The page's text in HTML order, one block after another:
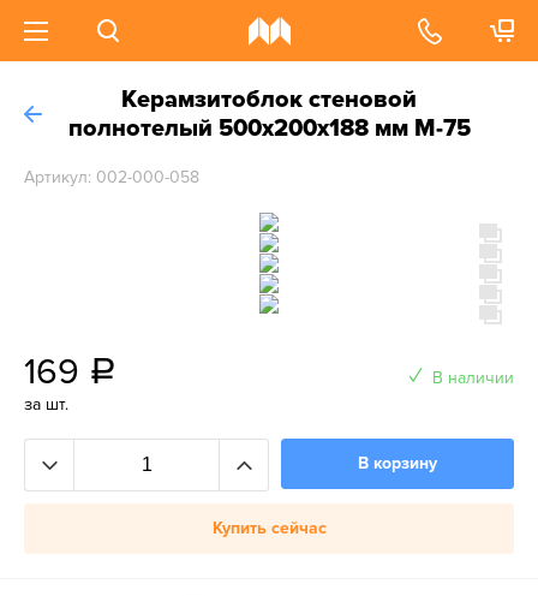
Керамзитоблок стеновой
полнотелый 500x200x188 мм М-75
Артикул: 002-000-058
169 a
за шт.
В наличии
В корзину
Купить сейчас